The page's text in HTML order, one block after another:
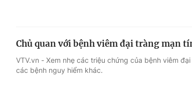
Chủ quan với bệnh viêm đại tràng mạn
VTV.vn - Xem nhẹ các triệu chứng của bệnh viêm
các bệnh nguy hiểm khác.